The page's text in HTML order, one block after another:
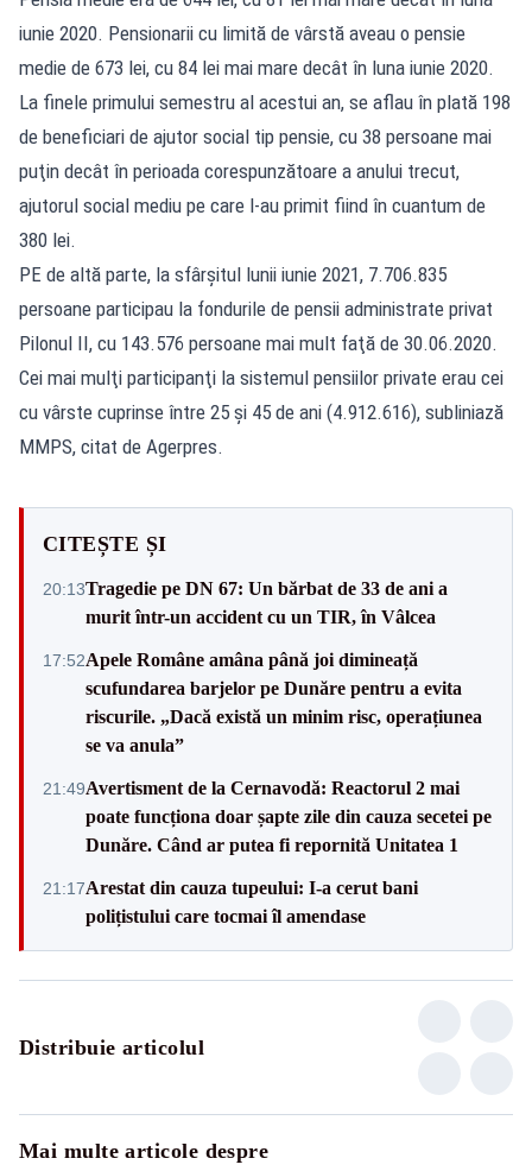
iunie 2020. Pensionarii cu limită de vârstă aveau o pensie
medie de 673 lei, cu 84 lei mai mare decât în luna iunie 2020.
La finele primului semestru al acestui an, se aflau în plată 198
de beneficiari de ajutor social tip pensie, cu 38 persoane mai
puţin decât în perioada corespunzătoare a anului trecut,
ajutorul social mediu pe care l-au primit fiind în cuantum de
380 lei.
PE de altă parte, la sfârşitul lunii iunie 2021, 7.706.835
persoane participau la fondurile de pensii administrate privat
Pilonul II, cu 143.576 persoane mai mult faţă de 30.06.2020.
Cei mai mulţi participanţi la sistemul pensiilor private erau cei
cu vârste cuprinse între 25 şi 45 de ani (4.912.616), subliniază
MMPS, citat de Agerpres.
CITEȘTE ȘI
20:13Tragedie pe DN 67: Un bărbat de 33 de ani a
murit într-un accident cu un TIR, în Vâlcea
17:52Apele Române amâna până joi dimineață
scufundarea barjelor pe Dunăre pentru a evita
riscurile. „Dacă există un minim risc, operațiunea
se va anula”
21:49Avertisment de la Cernavodă: Reactorul 2 mai
poate funcționa doar șapte zile din cauza secetei pe
Dunăre. Când ar putea fi repornită Unitatea 1
21:17Arestat din cauza tupeului: I-a cerut bani
polițistului care tocmai îl amendase
Distribuie articolul
Mai multe articole despre